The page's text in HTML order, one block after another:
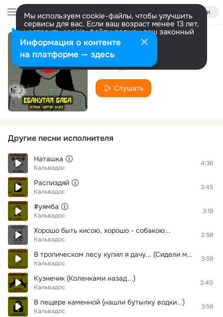
Войти
Мы используем cookie-файлы, чтобы улучшить
сервисы для вас. Если ваш возраст менее 13 лет,
настроить cookie-файлы должен ваш законный
представитель. Больше информации
Разрешить все Настроить
Ебанутая баба
Кальвадос
Слушать
Другие песни исполнителя
Наташка
Кальвадос
4:36
Распиздяй
Кальвадос
3:45
#уямба
Кальвадос
3:19
Хорошо быть кисою, хорошо - собакою...
Кальвадос
2:58
В тропическом лесу купил я дачу... (Сидели мы у речки, у вонючки...)
Кальвадос
3:59
Кузнечик (Коленками назад...)
Кальвадос
3:40
В пещере каменной (нашли бутылку водки...)
Кальвадос
3:59
Информация о контенте
на платформе — здесь